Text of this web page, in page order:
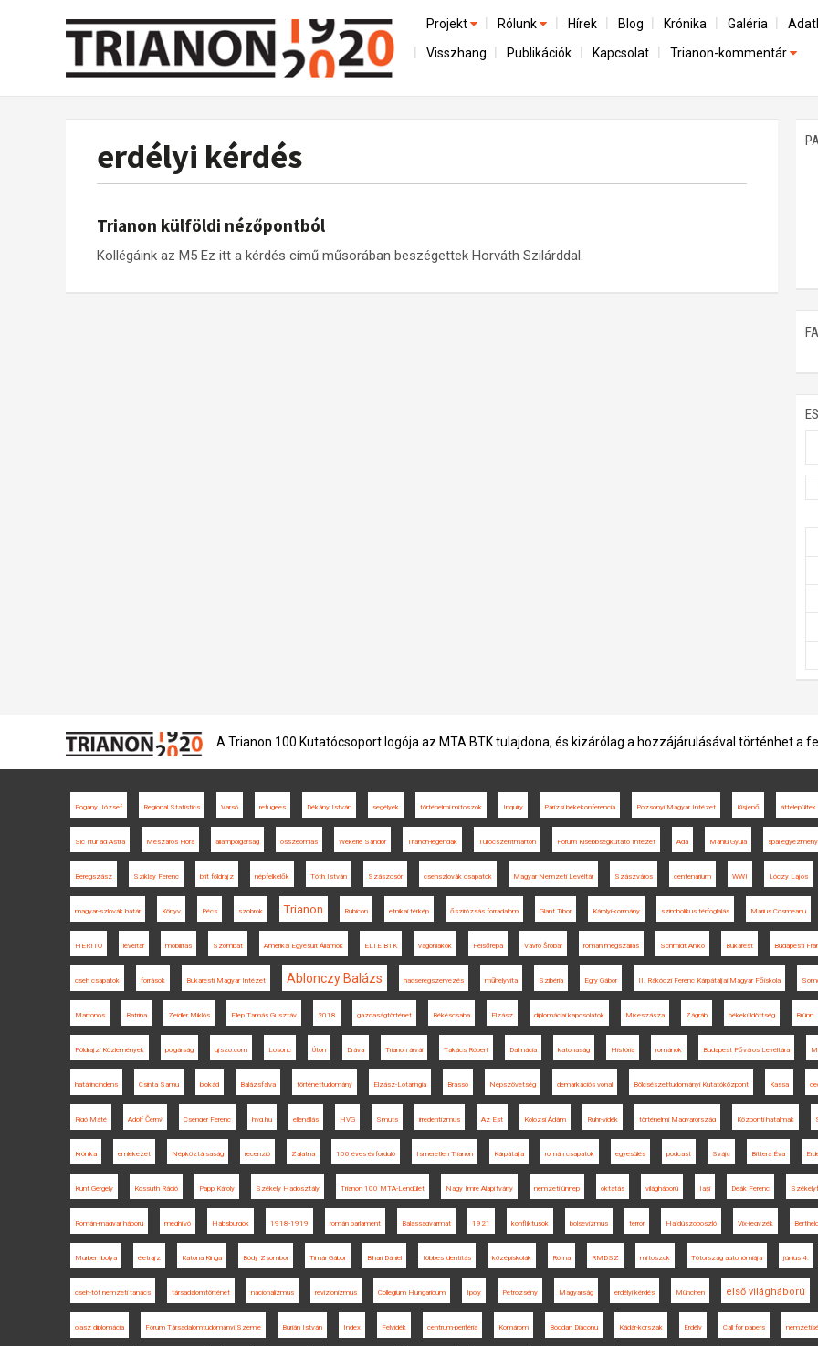
Projekt
Előzmények
Az összeomlás és a magyar társadalom
Utókor és emlékezet
Rólunk
A kutatócsoport működéséről
Hírek Blog Krónika Galéria
Visszhang Publikációk Kapcsolat Trianon-kommentár
erdélyi kérdés
Trianon külföldi nézőpontból
Kollégáink az M5 Ez itt a kérdés című műsorában beszégettek Horváth Szilárddal.
A Trianon 100 Kutatócsoport logója az MTA BTK tulajdona, és kizárólag a hozzájárulásával történhet a
Pogány József Regional Statistics Varsó refugees Dékány István segélyek történelmi mítoszok Inquiry Párizsi békekonferencia Pozsonyi Magyar Intézet Kisjenő áttelepültek
Sic Itur ad Astra Mészáros Flóra állampolgárság összeomlás Wekerle Sándor Trianon-legendák Turócszentmárton Fórum Kisebbségkutató Intézet Ada Maniu Gyula spai egyezmény
Beregszász Sziklay Ferenc brit földrajz népfelkelők Tóth István Szászcsór csehszlovák csapatok Magyar Nemzeti Levéltár Szászváros centenárium WWI Lóczy Lajos
magyar-szlovák határ Könyv Pécs szobrok Trianon Rubicon etnikai térkép őszirózsás forradalom Glant Tibor Károlyi-kormány szimbolikus térfoglalás Marius Cosmeanu
HERITO levéltár mobilitás Szombat Amerikai Egyesült Államok ELTE BTK vagonlakók Felsőrépa Vavro Šrobár román megszállás Schmidt Anikó Bukarest Budapesti
cseh csapatok források Bukaresti Magyar Intézet Ablonczy Balázs hadseregszervezés műhelyvita Szibéria Egry Gábor II. Rákóczi Ferenc Kárpátaljai Magyar Főiskola
Martonos Batrina Zeidler Miklós Filep Tamás Gusztáv 2018 gazdaságtörténet Békéscsaba Elzász diplomáciai kapcsolatok Mikeszásza Zágráb békeküldöttség Brünn
Földrajzi Közlemények polgárság ujszo.com Losonc Úton Dráva Trianon árvái Takács Róbert Dalmácia katonaság História románok Budapest Főváros Levéltára
határincindens Csinta Samu blokád Balázsfalva történettudomány Elzász-Lotaringia Brassó Népszövetség demarkációs vonal Bölcsészettudományi Kutatóközpont Kassa
Rigó Máté Adolf Černý Csenger Ferenc hvg.hu ellenállás HVG Smuts irredentizmus Az Est Kolozsi Ádám Ruhr-vidék történelmi Magyarország Központi hatalmak
Krónika emlékezet Népköztársaság recenzió Zalatna 100 éves évforduló Ismeretlen Trianon Kárpátalja román csapatok egyesülés podcast Svájc Bittera Éva
Kunt Gergely Kossuth Rádió Papp Károly Székely Hadosztály Trianon 100 MTA-Lendület Nagy Imre Alapítvány nemzeti ünnep oktatás világháború Iaşi Deák Ferenc
Román-magyar háború meghívó Habsburgok 1918-1919 román parlament Balassagyarmat 1921 konfliktusok bolsevizmus terror Hajdúszoboszló Vix-jegyzék
Murber Ibolya életrajz Katona Kinga Bódy Zsombor Timár Gábor Bihari Dániel többes identitás középiskolák Róma RMDSZ mítoszok Tótország autonómiája június 4.
cseh-tót nemzeti tanács társadalomtörténet nacionalizmus revizionizmus Collegium Hungaricum Ipoly Petrozsény Magyarság erdélyi kérdés München első világháború
olasz diplomácia Fórum Társadalomtudományi Szemle Burián István Index Felvidék centrum-periféria Komárom Bogdan Diaconu Kádár-korszak Erdély Call for papers